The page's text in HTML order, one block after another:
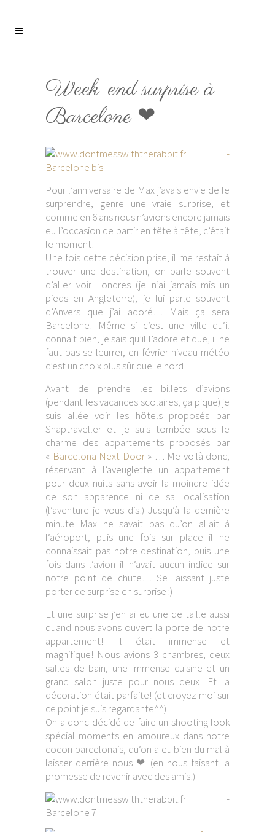
Week-end surprise à
Barcelone ❤
Pour l’anniversaire de Max j’avais envie de le
surprendre, genre une vraie surprise, et
comme en 6 ans nous n’avions encore jamais
eu l’occasion de partir en tête à tête, c’était
le moment!
Une fois cette décision prise, il me restait à
trouver une destination, on parle souvent
d’aller voir Londres (je n’ai jamais mis un
pieds en Angleterre), je lui parle souvent
d’Anvers que j’ai adoré… Mais ça sera
Barcelone! Même si c’est une ville qu’il
connait bien, je sais qu’il l’adore et que, il ne
faut pas se leurrer, en février niveau météo
c’est un choix plus sûr que le nord!
Avant de prendre les billets d’avions
(pendant les vacances scolaires, ça pique) je
suis allée voir les hôtels proposés par
Snaptraveller et je suis tombée sous le
charme des appartements proposés par
« Barcelona Next Door» … Me voilà donc,
réservant à l’aveuglette un appartement
pour deux nuits sans avoir la moindre idée
de son apparence ni de sa localisation
(l’aventure je vous dis!) Jusqu’à la dernière
minute Max ne savait pas qu’on allait à
l’aéroport, puis une fois sur place il ne
connaissait pas notre destination, puis une
fois dans l’avion il n’avait aucun indice sur
notre point de chute… Se laissant juste
porter de surprise en surprise :)
Et une surprise j’en ai eu une de taille aussi
quand nous avons ouvert la porte de notre
appartement! Il était immense et
magnifique! Nous avions 3 chambres, deux
salles de bain, une immense cuisine et un
grand salon juste pour nous deux! Et la
décoration était parfaite! (et croyez moi sur
ce point je suis regardante^^)
On a donc décidé de faire un shooting look
spécial moments en amoureux dans notre
cocon barcelonais, qu’on a eu bien du mal à
laisser derrière nous ❤ (en nous faisant la
promesse de revenir avec des amis!)